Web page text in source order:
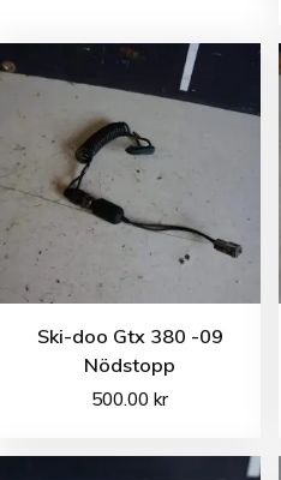
Ski-doo Gtx 380 -09
Nödstopp
500.00kr